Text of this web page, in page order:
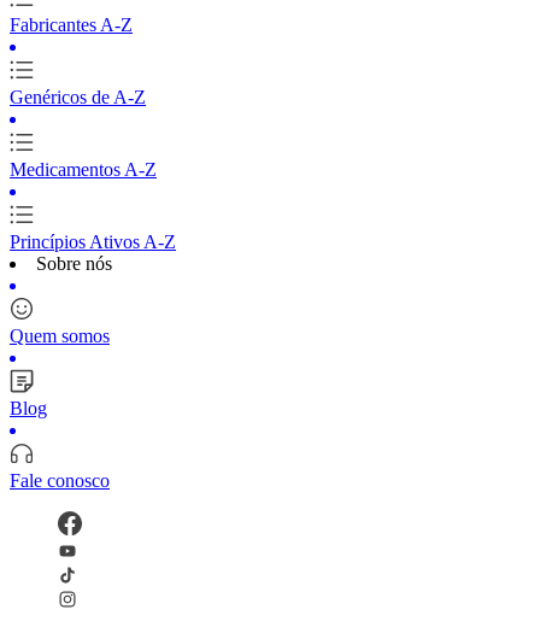
Fabricantes A-Z
Genéricos de A-Z
Medicamentos A-Z
Princípios Ativos A-Z
Sobre nós
Quem somos
Blog
Fale conosco